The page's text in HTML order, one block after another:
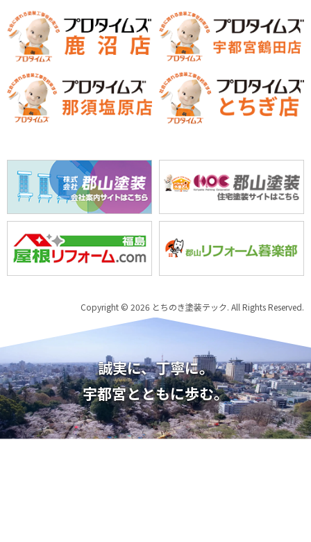
Copyright © 2026 とちのき塗装テック. All Rights Reserved.
誠実に、丁寧に。
宇都宮とともに歩む。